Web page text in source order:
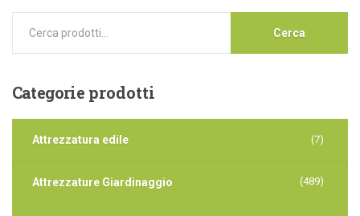
Cerca
Categorieprodotti
Attrezzatura edile (7)
Attrezzature Giardinaggio (489)